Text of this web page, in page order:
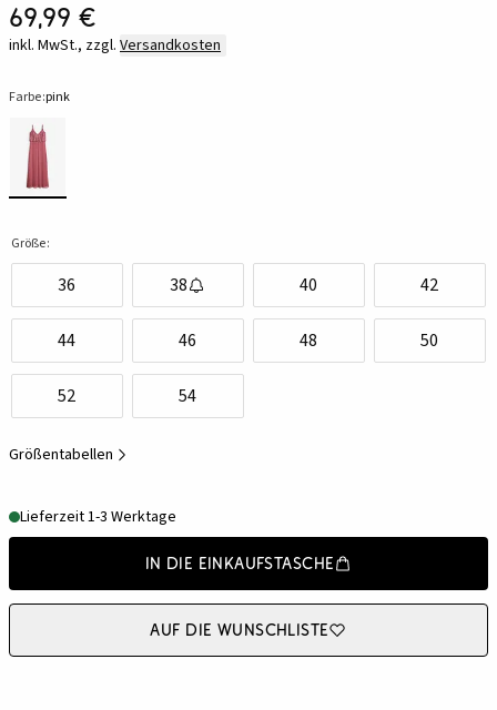
69,99 €
inkl. MwSt., zzgl. Versandkosten
Farbe:pink
Größe:
36 38 40 42
44 46 48 50
52 54
Größentabellen
Lieferzeit 1-3 Werktage
In die Einkaufstasche
Auf die Wunschliste